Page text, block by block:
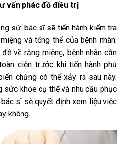
vấn phác đồ điều trị
sứ, bác sĩ sẽ tiến hành kiểm tra
và tổng thể của bệnh nhân.
về răng miệng, bệnh nhân cần
diện trước khi tiến hành phủ
chứng có thể xảy ra sau này.
sức khỏe cụ thể và nhu cầu phục
sĩ sẽ quyết định xem liệu việc
không.